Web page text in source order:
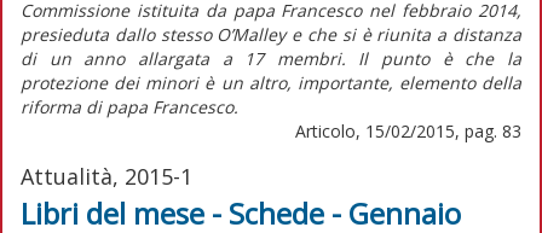
Commissione istituita da papa Francesco nel febbraio 2014,
presieduta dallo stesso O’Malley e che si è riunita a distanza
di un anno allargata a 17 membri. Il punto è che la
protezione dei minori è un altro, importante, elemento della
riforma di papa Francesco.
Articolo, 15/02/2015, pag. 83
Attualità, 2015-1
Libri del mese - Schede - Gennaio